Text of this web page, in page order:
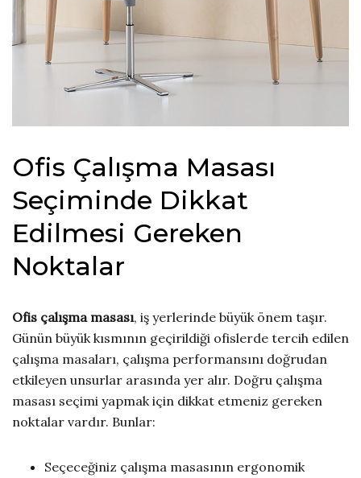
Ofis Çalışma Masası
Seçiminde Dikkat
Edilmesi Gereken
Noktalar
Ofis çalışma masası, iş yerlerinde büyük önem taşır.
Günün büyük kısmının geçirildiği ofislerde tercih edilen
çalışma masaları, çalışma performansını doğrudan
etkileyen unsurlar arasında yer alır. Doğru çalışma
masası seçimi yapmak için dikkat etmeniz gereken
noktalar vardır. Bunlar:
Seçeceğiniz çalışma masasının ergonomik